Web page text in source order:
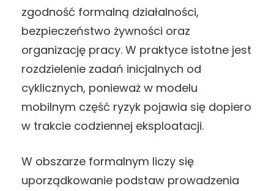
zgodność formalną działalności,
bezpieczeństwo żywności oraz
organizację pracy. W praktyce istotne jest
rozdzielenie zadań inicjalnych od
cyklicznych, ponieważ w modelu
mobilnym część ryzyk pojawia się dopiero
w trakcie codziennej eksploatacji.
W obszarze formalnym liczy się
uporządkowanie podstaw prowadzenia